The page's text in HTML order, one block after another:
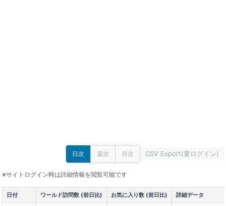
日次 週次 月次 CSV Export(要ログイン)
※サイトログイン時は詳細情報を閲覧可能です
日付 ワールド訪問数 (前日比) お気に入り数 (前日比) 詳細データ